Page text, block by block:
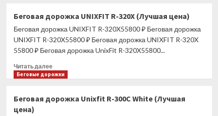
Беговая дорожка UNIXFIT R-320X (Лучшая цена)
Беговая дорожка UNIXFIT R-320X55800 ₽ Беговая дорожка
UNIXFIT R-320X55800 ₽ Беговая дорожка UNIXFIT R-320X
55800 ₽ Беговая дорожка UnixFit R-320X55800...
Читать далееПрочитать
больше
дорожка
Беговые дорожки
Беговая дорожка Unixfit R-300C White (Лучшая
цена)